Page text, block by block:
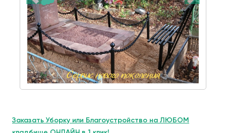
Заказать Уборку или Благоустройство на ЛЮБОМ